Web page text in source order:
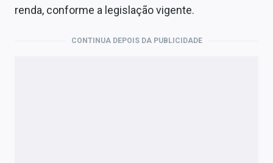
renda, conforme a legislação vigente.
CONTINUA DEPOIS DA PUBLICIDADE